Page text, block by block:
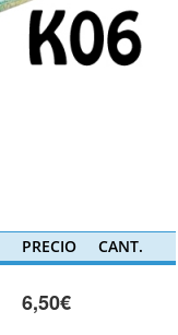
PRECIO CANT.
6,50€